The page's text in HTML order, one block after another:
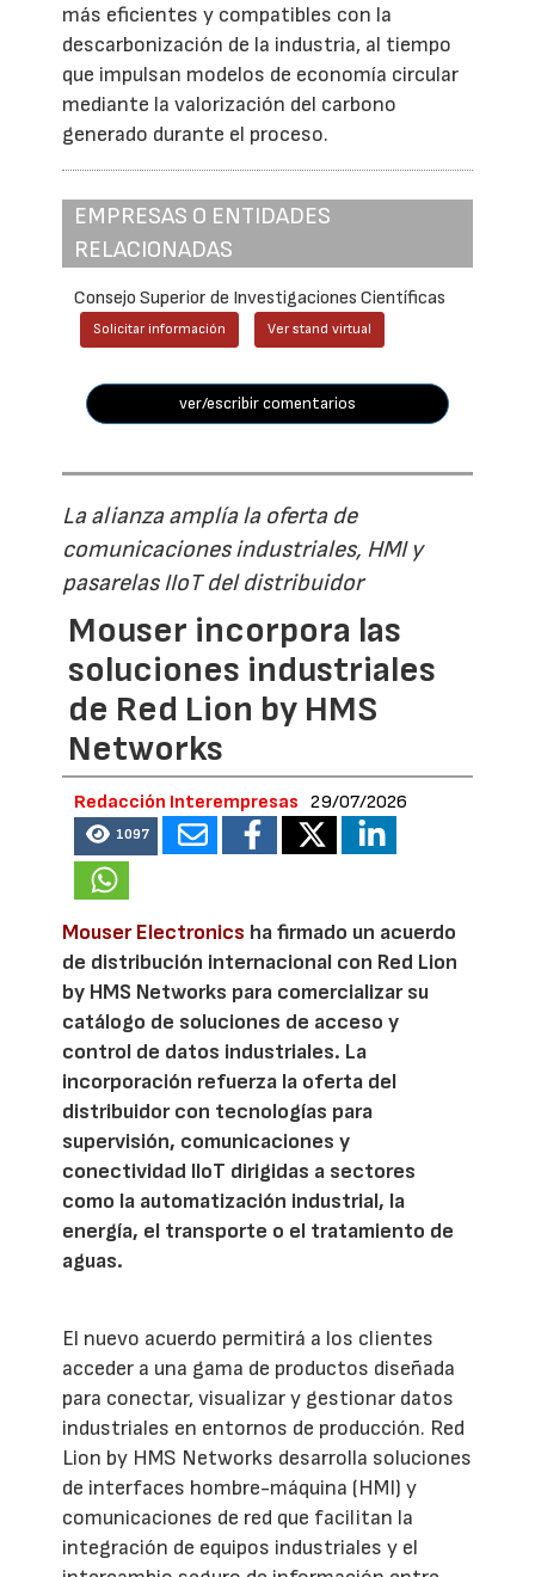
más eficientes y compatibles con la
descarbonización de la industria, al tiempo
que impulsan modelos de economía circular
mediante la valorización del carbono
generado durante el proceso.
EMPRESAS O ENTIDADES
RELACIONADAS
Consejo Superior de Investigaciones Científicas
Solicitar información Ver stand virtual
ver/escribir comentarios
La alianza amplía la oferta de
comunicaciones industriales, HMI y
pasarelas IIoT del distribuidor
Mouser incorpora las
soluciones industriales
de Red Lion by HMS
Networks
Redacción Interempresas 29/07/2026
1097
Mouser Electronics ha firmado un acuerdo
de distribución internacional con Red Lion
by HMS Networks para comercializar su
catálogo de soluciones de acceso y
control de datos industriales. La
incorporación refuerza la oferta del
distribuidor con tecnologías para
supervisión, comunicaciones y
conectividad IIoT dirigidas a sectores
como la automatización industrial, la
energía, el transporte o el tratamiento de
aguas.
El nuevo acuerdo permitirá a los clientes
acceder a una gama de productos diseñada
para conectar, visualizar y gestionar datos
industriales en entornos de producción. Red
Lion by HMS Networks desarrolla soluciones
de interfaces hombre-máquina (HMI) y
comunicaciones de red que facilitan la
integración de equipos industriales y el